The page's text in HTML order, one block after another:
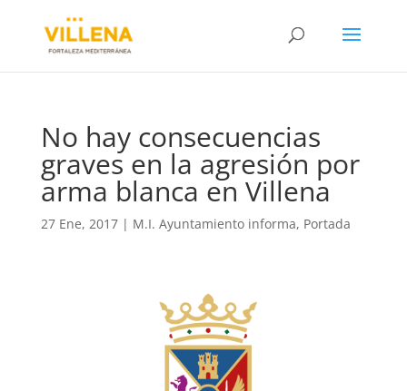
No hay consecuencias
graves en la agresión por
arma blanca en Villena
27 Ene, 2017| M.I. Ayuntamiento informa, Portada